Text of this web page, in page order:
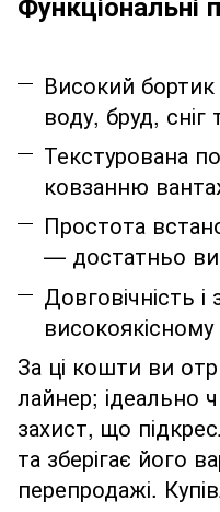
Високий
воду, бруд, сніг
Текстурована
ковзанню
Простота
— достатньо
Довговічність і
високоякісному
За ці кошти ви
лайнер; ідеально
захист, що
та зберігає його
перепродажі.